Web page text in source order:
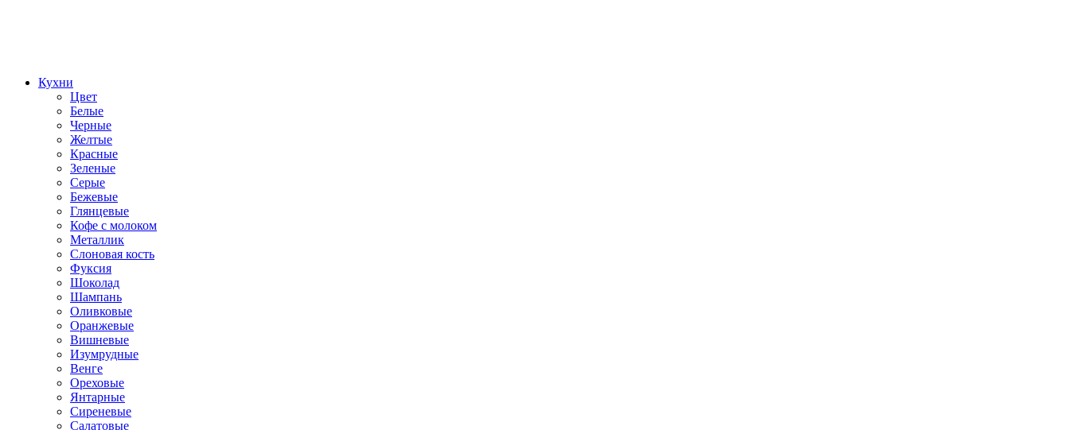
Кухни
Цвет
Белые
Черные
Желтые
Красные
Зеленые
Серые
Бежевые
Глянцевые
Кофе с молоком
Металлик
Слоновая кость
Фуксия
Шоколад
Шампань
Оливковые
Оранжевые
Вишневые
Изумрудные
Венге
Ореховые
Янтарные
Сиреневые
Салатовые